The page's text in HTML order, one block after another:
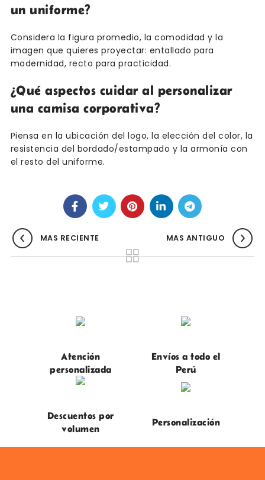
un uniforme?
Considera la figura promedio, la comodidad y la
imagen que quieres proyectar: entallado para
modernidad, recto para practicidad.
¿Qué aspectos cuidar al personalizar
una camisa corporativa?
Piensa en la ubicación del logo, la elección del color, la
resistencia del bordado/estampado y la armonía con
el resto del uniforme.
MAS RECIENTE MAS ANTIGUO
Atención
personalizada
Envíos a todo el
Perú
Descuentos por
volumen
Personalización